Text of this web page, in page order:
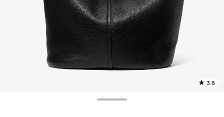
3.8